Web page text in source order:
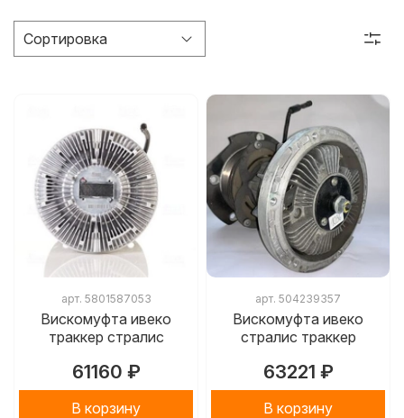
арт. 5801587053
Вискомуфта ивеко
траккер стралис
61160 ₽
В корзину
арт. 504239357
Вискомуфта ивеко
стралис траккер
63221 ₽
В корзину